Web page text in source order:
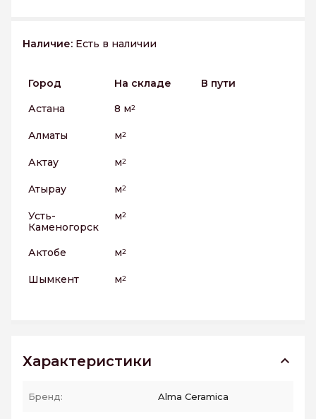
Наличие: Есть в наличии
Город На складе
В пути
Астана
8 м2
Алматы м2
Актау м2
Атырау м2
Усть-
Каменогорск
м2
Актобе м2
Шымкент м2
Характеристики
Бренд: Alma Ceramica